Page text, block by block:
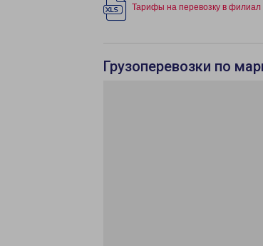
Тарифы на перевозку в филиал
Грузоперевозки по